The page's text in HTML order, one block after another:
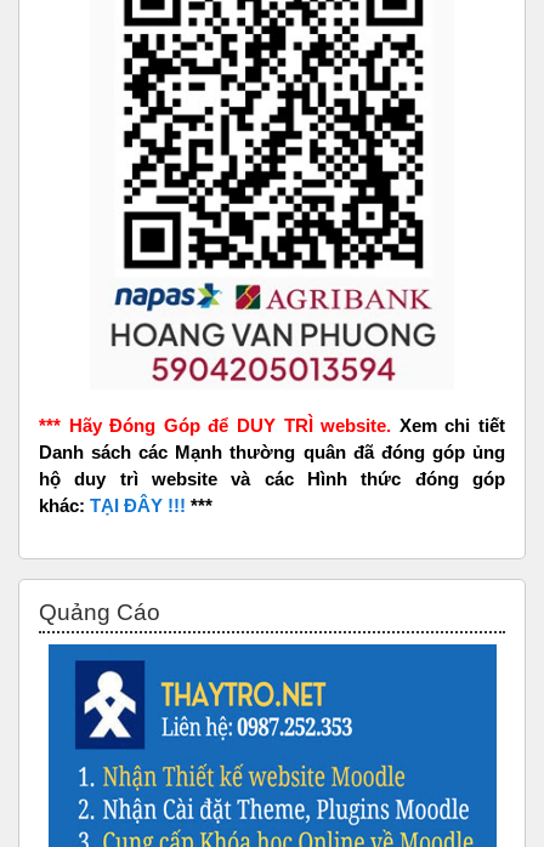
*** Hãy Đóng Góp để DUY TRÌ website. Xem chi tiết
Danh sách các Mạnh thường quân đã đóng góp ủng
hộ duy trì website và các Hình thức đóng góp
khác: TẠI ĐÂY !!! ***
Quảng Cáo